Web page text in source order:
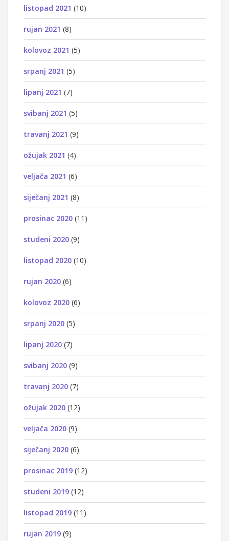
listopad 2021 (10)
rujan 2021 (8)
kolovoz 2021 (5)
srpanj 2021 (5)
lipanj 2021 (7)
svibanj 2021 (5)
travanj 2021 (9)
ožujak 2021 (4)
veljača 2021 (6)
siječanj 2021 (8)
prosinac 2020 (11)
studeni 2020 (9)
listopad 2020 (10)
rujan 2020 (6)
kolovoz 2020 (6)
srpanj 2020 (5)
lipanj 2020 (7)
svibanj 2020 (9)
travanj 2020 (7)
ožujak 2020 (12)
veljača 2020 (9)
siječanj 2020 (6)
prosinac 2019 (12)
studeni 2019 (12)
listopad 2019 (11)
rujan 2019 (9)